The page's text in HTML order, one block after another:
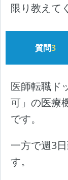
限り教えて
質問3
医師転職ド
可」の医療
です。
一方で週3
す。